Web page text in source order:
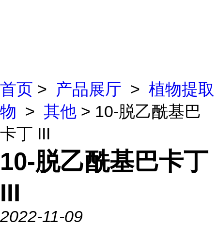
首页 > 产品展厅 > 植物提取
物 > 其他 > 10-脱乙酰基巴
卡丁 III
10-脱乙酰基巴卡丁
III
2022-11-09